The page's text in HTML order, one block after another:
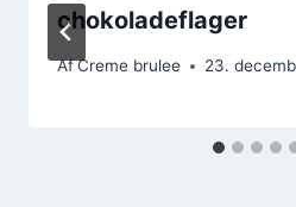
chokoladeflager
AfCreme brulee 23.